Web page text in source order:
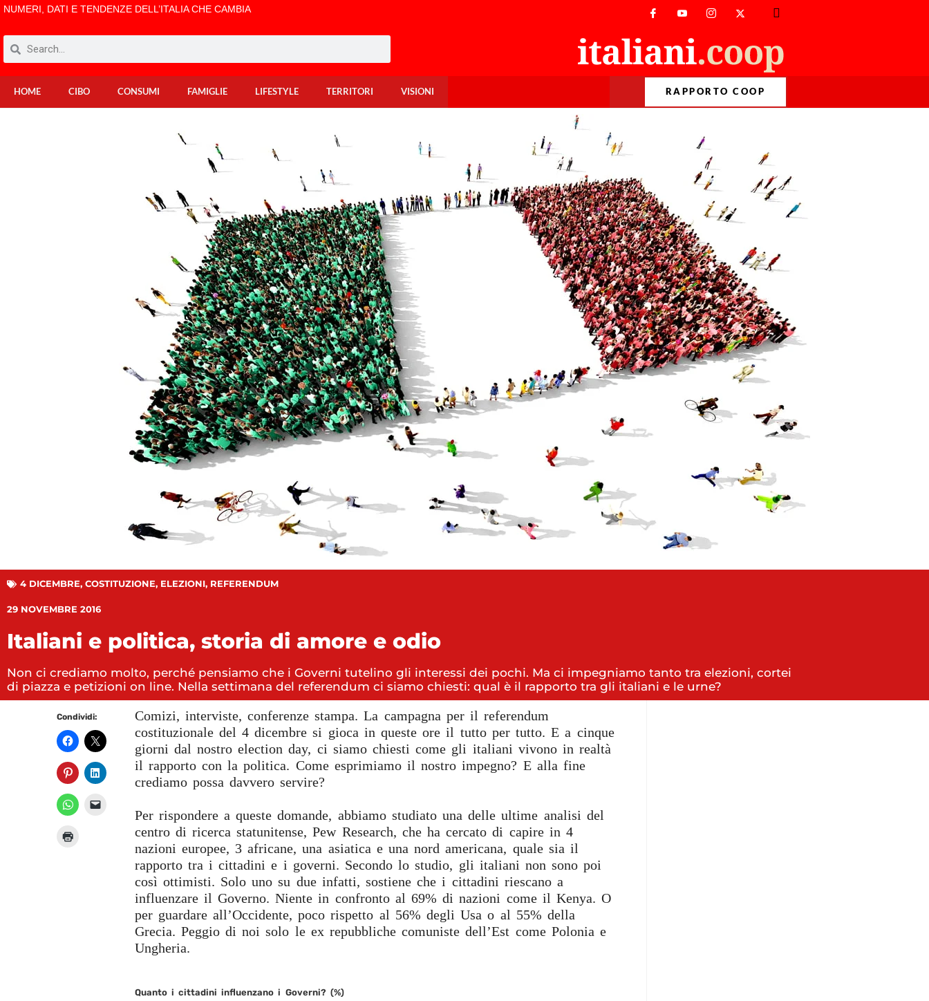
NUMERI, DATI E TENDENZE DELL’ITALIA CHE CAMBIA
HOME CIBO CONSUMI FAMIGLIE LIFESTYLE TERRITORI VISIONI RAPPORTO COOP
Format > Storie > Italiani e politica, storia di amore e odio
4 DICEMBRE, COSTITUZIONE, ELEZIONI, REFERENDUM
29 NOVEMBRE 2016
Italiani e politica, storia di amore e odio
Non ci crediamo molto, perché pensiamo che i Governi tutelino gli interessi dei pochi. Ma ci impegniamo tanto tra elezioni, cortei
di piazza e petizioni on line. Nella settimana del referendum ci siamo chiesti: qual è il rapporto tra gli italiani e le urne?
Condividi:
Comizi, interviste, conferenze stampa. La campagna per il referendum
costituzionale del 4 dicembre si gioca in queste ore il tutto per tutto. E a cinque
giorni dal nostro election day, ci siamo chiesti come gli italiani vivono in realtà
il rapporto con la politica. Come esprimiamo il nostro impegno? E alla fine
crediamo possa davvero servire?
Per rispondere a queste domande, abbiamo studiato una delle ultime analisi del
centro di ricerca statunitense, Pew Research, che ha cercato di capire in 4
nazioni europee, 3 africane, una asiatica e una nord americana, quale sia il
rapporto tra i cittadini e i governi. Secondo lo studio, gli italiani non sono poi
così ottimisti. Solo uno su due infatti, sostiene che i cittadini riescano a
influenzare il Governo. Niente in confronto al 69% di nazioni come il Kenya. O
per guardare all’Occidente, poco rispetto al 56% degli Usa o al 55% della
Grecia. Peggio di noi solo le ex repubbliche comuniste dell’Est come Polonia e
Ungheria.
Quanto i cittadini influenzano i Governi? (%)